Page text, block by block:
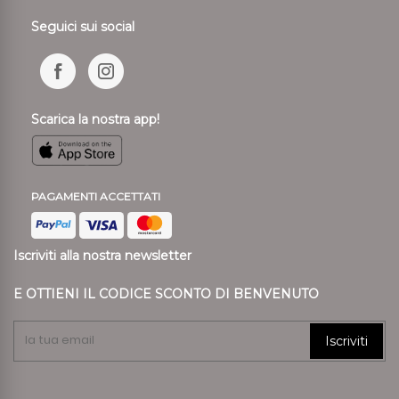
Seguici sui social
Scarica la nostra app!
PAGAMENTI ACCETTATI
Iscriviti alla nostra newsletter
E OTTIENI IL CODICE SCONTO DI BENVENUTO
Iscriviti